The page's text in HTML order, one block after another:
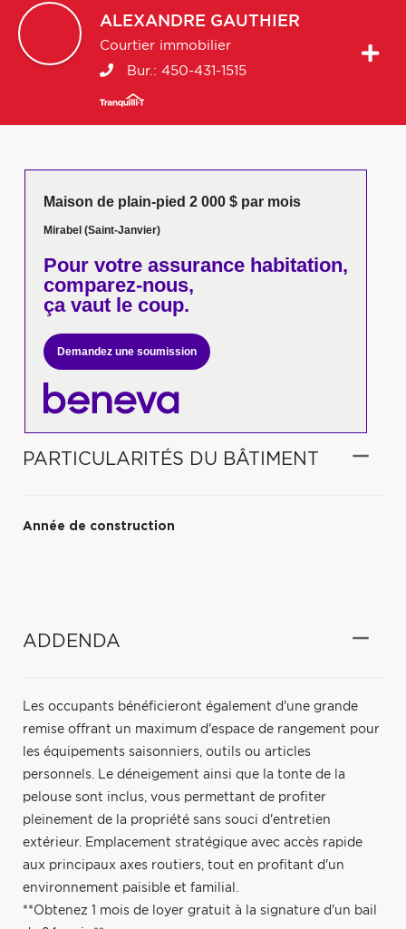
ALEXANDRE GAUTHIER
Courtier immobilier
Bur.: 450-431-1515
Maison de plain-pied 2 000 $ par mois
Mirabel (Saint-Janvier)
Pour votreassurance habitation,
comparez-nous,
ça vaut le coup.
Demandez une soumission
PARTICULARITÉS DU BÂTIMENT
Année de construction
ADDENDA
Les occupants bénéficieront également d'une grande
remise offrant un maximum d'espace de rangement pour
les équipements saisonniers, outils ou articles
personnels. Le déneigement ainsi que la tonte de la
pelouse sont inclus, vous permettant de profiter
pleinement de la propriété sans souci d'entretien
extérieur. Emplacement stratégique avec accès rapide
aux principaux axes routiers, tout en profitant d'un
environnement paisible et familial.
**Obtenez 1 mois de loyer gratuit à la signature d'un bail